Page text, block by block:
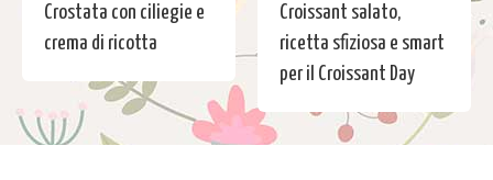
Crostata con ciliegie e
crema di ricotta
Croissant salato,
ricetta sfiziosa e smart
per il Croissant Day